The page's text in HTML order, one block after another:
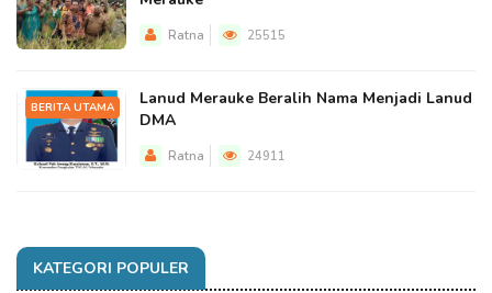
Ratna 25515
BERITA UTAMA
Lanud Merauke Beralih Nama Menjadi Lanud
DMA
Ratna 24911
KATEGORI POPULER